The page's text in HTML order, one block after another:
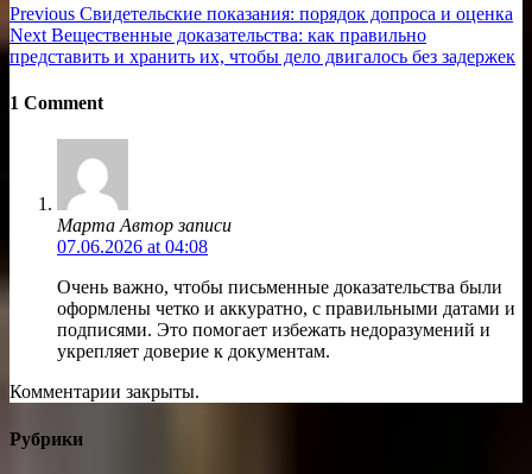
Навигация
по
Previous Previous
post:
Свидетельские показания: порядок допроса и оценка
Next Next
post:
Вещественные доказательства: как правильно
представить и хранить их, чтобы дело двигалось без задержек
1 Comment
МартаАвтор записи
07.06.2026 at 04:08
Очень важно, чтобы письменные доказательства были
оформлены четко и аккуратно, с правильными датами и
подписями. Это помогает избежать недоразумений и
укрепляет доверие к документам.
Комментарии закрыты.
Рубрики